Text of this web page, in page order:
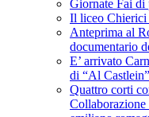
Giornate Fai di
Il liceo Chierici
Anteprima al
documentario
E’ arrivato
di “Al
Quattro corti